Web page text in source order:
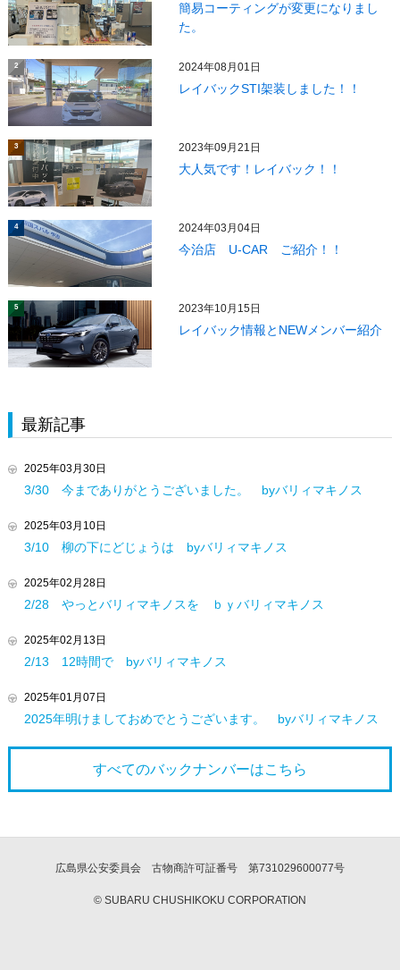
簡易コーティングが変更になりまし
た。
2 2024年08月01日
レイバックSTI架装しました！！
3 2023年09月21日
大人気です！レイバック！！
4 2024年03月04日
今治店 U-CAR ご紹介！！
5 2023年10月15日
レイバック情報とNEWメンバー紹介
最新記事
2025年03月30日
3/30 今までありがとうございました。 byバリィマキノス
2025年03月10日
3/10 柳の下にどじょうは byバリィマキノス
2025年02月28日
2/28 やっとバリィマキノスを ｂｙバリィマキノス
2025年02月13日
2/13 12時間で byバリィマキノス
2025年01月07日
2025年明けましておめでとうございます。 byバリィマキノス
すべてのバックナンバーはこちら
広島県公安委員会 古物商許可証番号 第731029600077号
© SUBARU CHUSHIKOKU CORPORATION